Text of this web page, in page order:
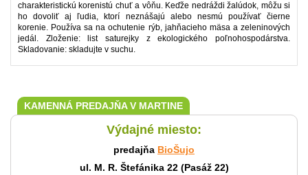
charakteristickú korenistú chuť a vôňu. Keďže nedráždi žalúdok, môžu si
ho dovoliť aj ľudia, ktorí neznášajú alebo nesmú používať čierne
korenie. Používa sa na ochutenie rýb, jahňacieho mäsa a zeleninových
jedál. Zloženie: list saturejky z ekologického poľnohospodárstva.
Skladovanie: skladujte v suchu.
KAMENNÁ PREDAJŇA V MARTINE
Výdajné miesto:
predajňa BioŠujo
ul. M. R. Štefánika 22 (Pasáž 22)